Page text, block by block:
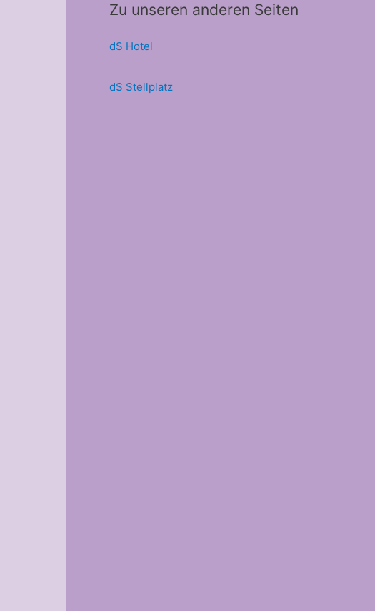
Zu unseren anderen Seiten
dS Hotel
dS Stellplatz